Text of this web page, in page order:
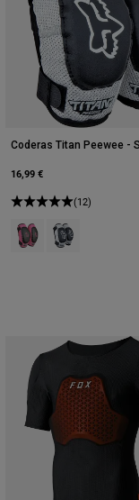
Coderas Titan Peewee -
16,99 €
(12)
Product swatch type
Product swatch